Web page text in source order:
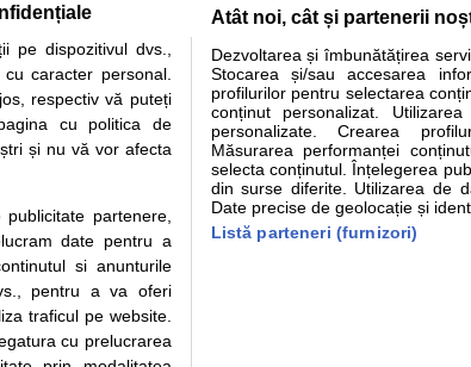
analize Specialitati medicale Boli si afectiuni
informatii despre sanatate disponibile pe sfatulmedicului.ro au scop
medicale. Va sfatuim, ca pe langa informatia primita pe
de programari la medic Clickmed.
Drepturile consumatorului
Protectia consumatorilor - ANPC
Solutionarea Alternativa a
Litigiilor
Info consumator: 0800.080.999
Formulare europene - CNAS
Parteneri
pe dispozitivul dvs.,
caracter personal.
respectiv vă puteți
cu politica de
și nu vă vor afecta
partenere,
date pentru a
si anunturile
pentru a va oferi
traficul pe website.
cu prelucrarea
Atât noi, cât și partenerii
Dezvoltarea și îmbunătățirea
Stocarea și/sau accesarea
profilurilor pentru selectarea
conținut personalizat.
personalizate. Crearea
Măsurarea performanței
selecta conținutul. Înțelegerea
din surse diferite. Utilizarea de
Date precise de geolocație și
Listă parteneri (furnizori)